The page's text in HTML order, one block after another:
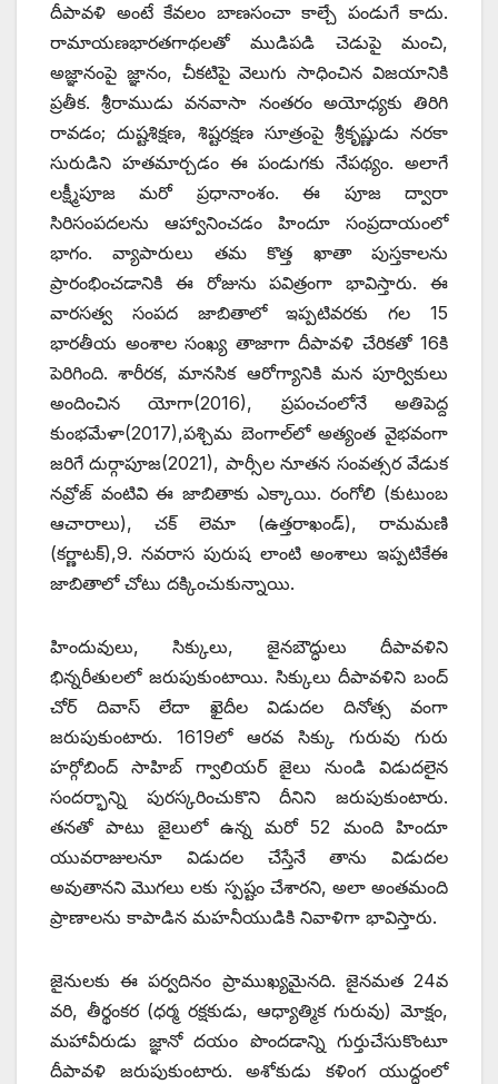
దీపావళి అంటే కేవలం బాణసంచా కాల్చే పండుగే కాదు.
రామాయణభారతగాథలతో ముడిపడి చెడుపై మంచి,
అజ్ఞానంపై జ్ఞానం, చీకటిపై వెలుగు సాధించిన విజయానికి
ప్రతీక. శ్రీరాముడు వనవాసా నంతరం అయోధ్యకు తిరిగి
రావడం; దుష్టశిక్షణ, శిష్టరక్షణ సూత్రంపై శ్రీకృష్ణుడు నరకా
సురుడిని హతమార్చడం ఈ పండుగకు నేపథ్యం. అలాగే
లక్ష్మీపూజ మరో ప్రధానాంశం. ఈ పూజ ద్వారా
సిరిసంపదలను ఆహ్వానించడం హిందూ సంప్రదాయంలో
భాగం. వ్యాపారులు తమ కొత్త ఖాతా పుస్తకాలను
ప్రారంభించడానికి ఈ రోజును పవిత్రంగా భావిస్తారు. ఈ
వారసత్వ సంపద జాబితాలో ఇప్పటివరకు గల 15
భారతీయ అంశాల సంఖ్య తాజాగా దీపావళి చేరికతో 16కి
పెరిగింది. శారీరక, మానసిక ఆరోగ్యానికి మన పూర్వికులు
అందించిన యోగా(2016), ప్రపంచంలోనే అతిపెద్ద
కుంభమేళా(2017),పశ్చిమ బెంగాల్‌లో అత్యంత వైభవంగా
జరిగే దుర్గాపూజ(2021), పార్సీల నూతన సంవత్సర వేడుక
నవ్రోజ్‌ ‌వంటివి ఈ జాబితాకు ఎక్కాయి. రంగోలి (కుటుంబ
ఆచారాలు), చక్‌ ‌లెమా (ఉత్తరాఖండ్‌), ‌రామమణి
(కర్ణాటక్‌),9. ‌నవరాస పురుష లాంటి అంశాలు ఇప్పటికేఈ
జాబితాలో చోటు దక్కించుకున్నాయి.
హిందువులు, సిక్కులు, జైనబౌద్ధులు దీపావళిని
భిన్నరీతులలో జరుపుకుంటాయి. సిక్కులు దీపావళిని బంద్‌
‌చోర్‌ ‌దివాస్‌ ‌లేదా ఖైదీల విడుదల దినోత్స వంగా
జరుపుకుంటారు. 1619లో ఆరవ సిక్కు గురువు గురు
హర్గోబింద్‌ ‌సాహిబ్‌ ‌గ్వాలియర్‌ ‌జైలు నుండి విడుదలైన
సందర్భాన్ని పురస్కరించుకొని దీనిని జరుపుకుంటారు.
తనతో పాటు జైలులో ఉన్న మరో 52 మంది హిందూ
యువరాజులనూ విడుదల చేస్తేనే తాను విడుదల
అవుతానని మొగలు లకు స్పష్టం చేశారని, అలా అంతమంది
ప్రాణాలను కాపాడిన మహనీయుడికి నివాళిగా భావిస్తారు.
జైనులకు ఈ పర్వదినం ప్రాముఖ్యమైనది. జైనమత 24వ
వరి, తీర్థంకర (ధర్మ రక్షకుడు, ఆధ్యాత్మిక గురువు) మోక్షం,
మహావీరుడు జ్ఞానో దయం పొందడాన్ని గుర్తుచేసుకొంటూ
దీపావళి జరుపుకుంటారు. అశోకుడు కళింగ యుద్ధంలో